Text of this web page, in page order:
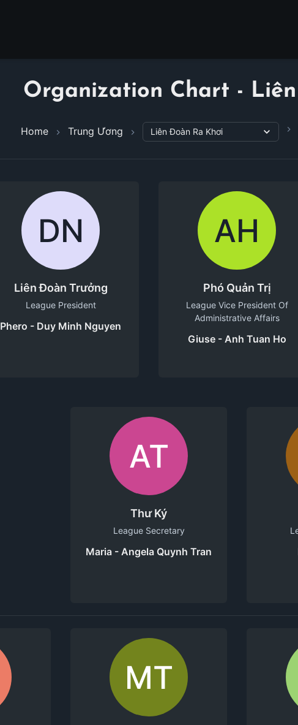
Organization Chart -
Home Trung Ương
DN
Liên Đoàn Trưởng
League President
Phero - Duy Minh Nguyen
AH
Phó Quản Trị
League Vice President Of
Administrative Affairs
Giuse - Anh Tuan Ho
AT
Thư Ký
League Secretary
Maria - Angela Quynh Tran
MT